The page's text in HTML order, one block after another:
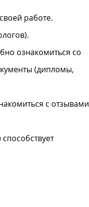
работе.
ознакомиться со
(дипломы,
с отзывами